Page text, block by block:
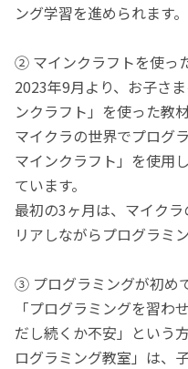
ング学習を進められます。
② マインクラフトを使っ
2023年9月より、お子さ
ンクラフト」を使った教
マイクラの世界でプログ
マインクラフト」を使用
ています。
最初の3ヶ月は、マイク
リアしながらプログラミ
③ プログラミングが初め
「プログラミングを習わ
だし続くか不安」という
ログラミング教室」は、